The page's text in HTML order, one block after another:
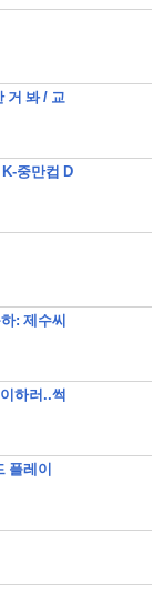
거 봐 / 교
중만컵 D
: 제수씨
하러..썩
플레이